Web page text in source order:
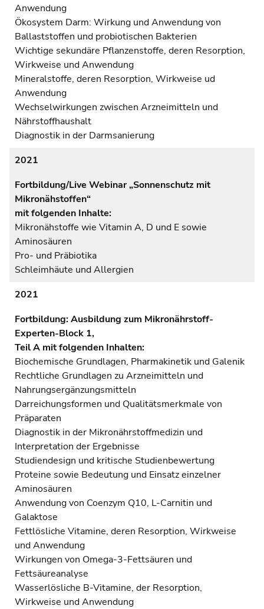
Anwendung
Ökosystem Darm: Wirkung und Anwendung von
Ballaststoffen und probiotischen Bakterien
Wichtige sekundäre Pflanzenstoffe, deren Resorption,
Wirkweise und Anwendung
Mineralstoffe, deren Resorption, Wirkweise ud
Anwendung
Wechselwirkungen zwischen Arzneimitteln und
Nährstoffhaushalt
Diagnostik in der Darmsanierung
2021
Fortbildung/Live Webinar „Sonnenschutz mit
Mikronähstoffen“
mit folgenden Inhalte:
Mikronähstoffe wie Vitamin A, D und E sowie
Aminosäuren
Pro- und Präbiotika
Schleimhäute und Allergien
2021
Fortbildung: Ausbildung zum Mikronährstoff-
Experten-Block 1,
Teil A mit folgenden Inhalten:
Biochemische Grundlagen, Pharmakinetik und Galenik
Rechtliche Grundlagen zu Arzneimitteln und
Nahrungsergänzungsmitteln
Darreichungsformen und Qualitätsmerkmale von
Präparaten
Diagnostik in der Mikronährstoffmedizin und
Interpretation der Ergebnisse
Studiendesign und kritische Studienbewertung
Proteine sowie Bedeutung und Einsatz einzelner
Aminosäuren
Anwendung von Coenzym Q10, L-Carnitin und
Galaktose
Fettlösliche Vitamine, deren Resorption, Wirkweise
und Anwendung
Wirkungen von Omega-3-Fettsäuren und
Fettsäureanalyse
Wasserlösliche B-Vitamine, der Resorption,
Wirkweise und Anwendung